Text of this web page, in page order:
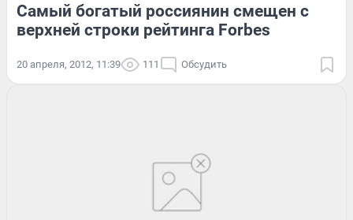
Самый богатый россиянин смещен с
верхней строки рейтинга Forbes
20 апреля, 2012, 11:39 111 Обсудить